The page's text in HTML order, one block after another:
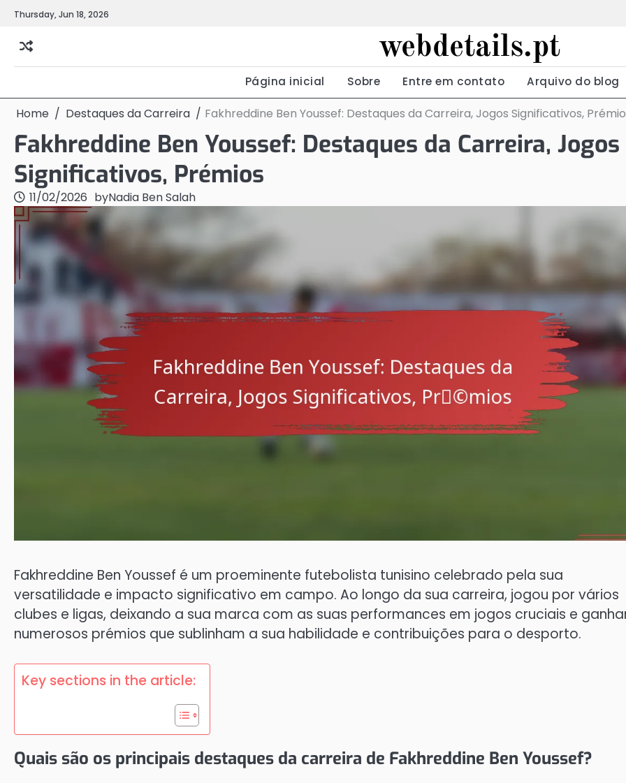
Skip
content
Thursday, Jun 18, 2026
webdetails.pt
Página inicial Sobre Entre em contato Arquivo do blog
Home Destaques da Carreira Fakhreddine Ben Youssef: Destaques da Carreira, Jogos Significativos,
Fakhreddine Ben Youssef: Destaques da Carreira, Jogos
Significativos, Prémios
11/02/2026 byNadia Ben Salah
Fakhreddine Ben Youssef é um proeminente futebolista tunisino celebrado pela sua
versatilidade e impacto significativo em campo. Ao longo da sua carreira, jogou por vários
clubes e ligas, deixando a sua marca com as suas performances em jogos cruciais e
numerosos prémios que sublinham a sua habilidade e contribuições para o desporto.
Key sections in the article:
Quais são os principais destaques da carreira de Fakhreddine Ben Youssef?